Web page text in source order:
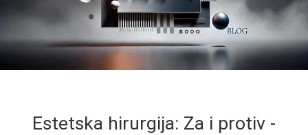
Estetska hirurgija: Za i protiv -